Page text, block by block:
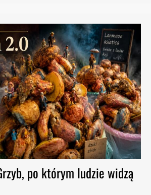
po którym ludzie widzą